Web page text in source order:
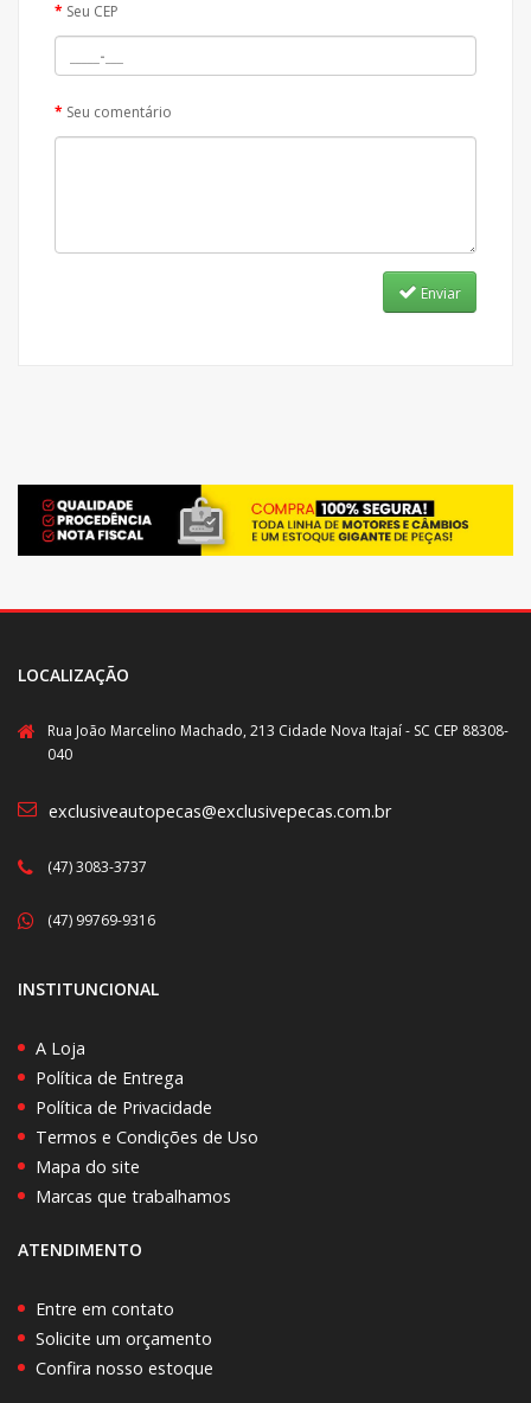
Seu CEP
Seu comentário
Enviar
LOCALIZAÇÃO
Rua João Marcelino Machado, 213 Cidade Nova Itajaí - SC CEP 88308-
040
exclusiveautopecas@exclusivepecas.com.br
(47) 3083-3737
(47) 99769-9316
INSTITUNCIONAL
A Loja
Política de Entrega
Política de Privacidade
Termos e Condições de Uso
Mapa do site
Marcas que trabalhamos
ATENDIMENTO
Entre em contato
Solicite um orçamento
Confira nosso estoque